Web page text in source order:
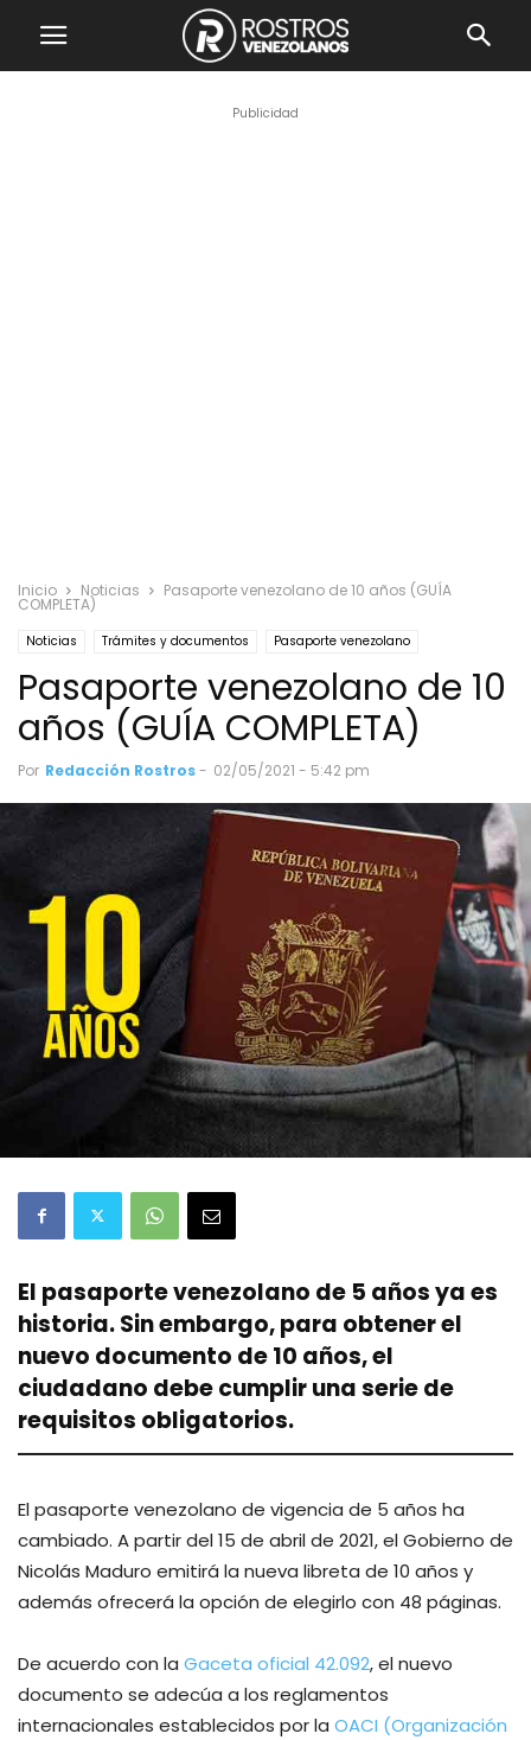
Publicidad
Inicio Noticias Pasaporte venezolano de 10 años (GUÍA
COMPLETA)
Noticias Trámites y documentos Pasaporte venezolano
Pasaporte venezolano de 10
años (GUÍA COMPLETA)
Por Redacción Rostros- 02/05/2021 - 5:42 pm
El pasaporte venezolano de 5 años ya es
historia. Sin embargo, para obtener el
nuevo documento de 10 años, el
ciudadano debe cumplir una serie de
requisitos obligatorios.
El pasaporte venezolano de vigencia de 5 años ha
cambiado. A partir del 15 de abril de 2021, el Gobierno de
Nicolás Maduro emitirá la nueva libreta de 10 años y
además ofrecerá la opción de elegirlo con 48 páginas.
De acuerdo con la Gaceta oficial 42.092, el nuevo
documento se adecúa a los reglamentos
internacionales establecidos por la OACI (Organización